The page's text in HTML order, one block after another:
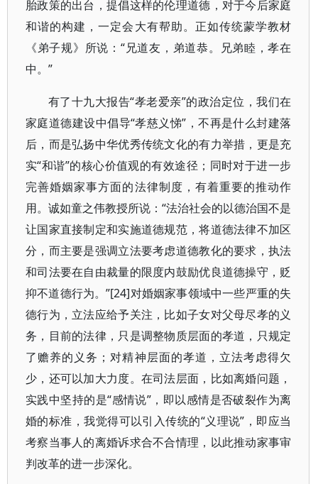
胎政策的出台，提倡这样的伦理道德，对于今后家庭
和谐的构建，一定会大有帮助。正如传统蒙学教材
《弟子规》所说：“兄道友，弟道恭。兄弟睦，孝在
中。”
有了十九大报告“孝老爱亲”的政治定位，我们在
家庭道德建设中倡导“孝慈义悌”，不再是什么封建落
后，而是弘扬中华优秀传统文化的有力举措，更是充
实“和谐”的核心价值观的有效途径；同时对于进一步
完善婚姻家事方面的法律制度，有着重要的推动作
用。诚如童之伟教授所说：“法治社会的以德治国不是
让国家直接制定和实施道德规范，将道德法律不加区
分，而主要是强调立法要考虑道德教化的要求，执法
和司法要在自由裁量的限度内鼓励优良道德操守，贬
抑不道德行为。”[24]对婚姻家事领域中一些严重的失
德行为，立法应给予关注，比如子女对父母尽孝的义
务，目前的法律，只是调整物质层面的孝道，只规定
了赡养的义务；对精神层面的孝道，立法考虑得欠
少，还可以加大力度。在司法层面，比如离婚问题，
实践中坚持的是“感情说”，即以感情是否破裂作为离
婚的标准，我觉得可以引入传统的“义理说”，即应当
考察当事人的离婚诉求合不合情理，以此推动家事审
判改革的进一步深化。